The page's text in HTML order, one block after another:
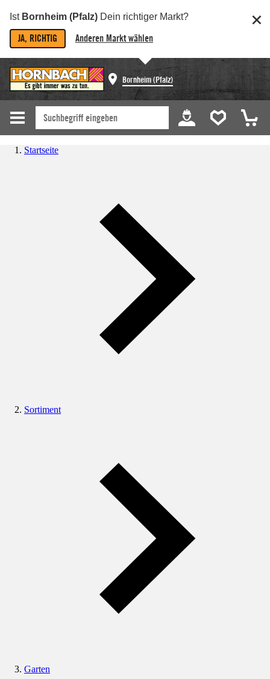
Ist Bornheim (Pfalz) Dein richtiger Markt?
JA, RICHTIG Anderen Markt wählen
Bornheim (Pfalz)
Startseite
Sortiment
Garten